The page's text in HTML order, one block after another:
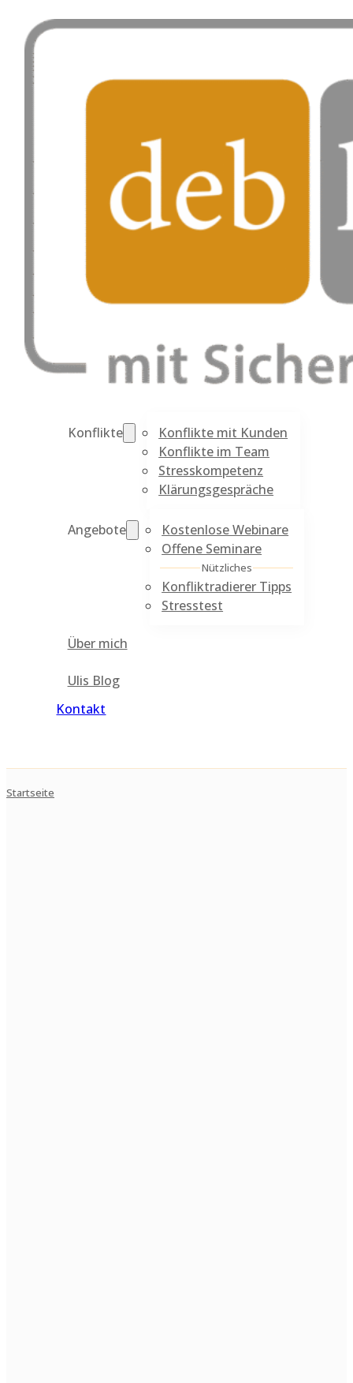
Konflikte
Konflikte mit Kunden
Konflikte im Team
Stresskompetenz
Klärungsgespräche
Angebote
Kostenlose Webinare
Offene Seminare
Nützliches
Konfliktradierer Tipps
Stresstest
Über mich
Ulis Blog
Kontakt
Startseite